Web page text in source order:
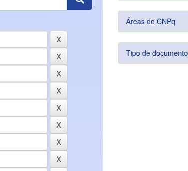
Áreas do CNPq
Tipo de documento